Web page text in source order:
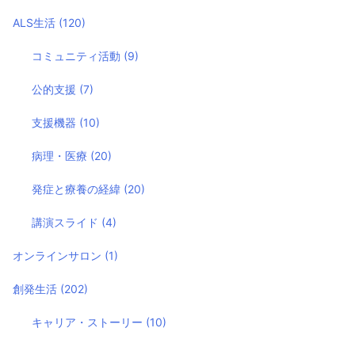
ALS生活 (120)
コミュニティ活動 (9)
公的支援 (7)
支援機器 (10)
病理・医療 (20)
発症と療養の経緯 (20)
講演スライド (4)
オンラインサロン (1)
創発生活 (202)
キャリア・ストーリー (10)